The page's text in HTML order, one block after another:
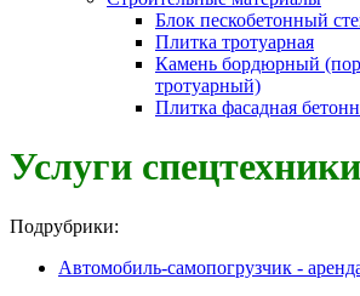
Блок пескобетонный
Плитка тротуарная
Камень бордюрный
тротуарный)
Плитка фасадная
Услуги спецтехники
Подрубрики:
Автомобиль-самопогрузчик -